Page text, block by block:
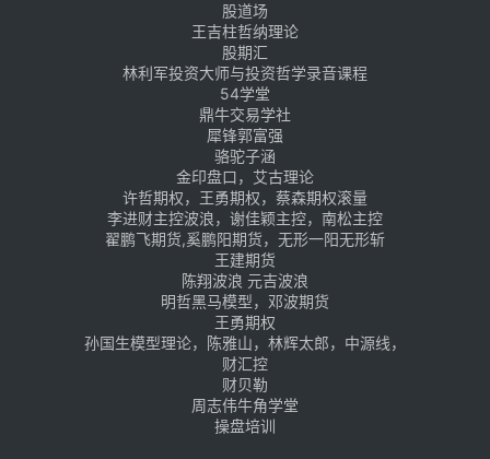
股道场
王吉柱哲纳理论
股期汇
林利军投资大师与投资哲学录音课程
54学堂
鼎牛交易学社
犀锋郭富强
骆驼子涵
金印盘口，艾古理论
许哲期权，王勇期权，蔡森期权滚量
李进财主控波浪，谢佳颖主控，南松主控
翟鹏飞期货,奚鹏阳期货，无形一阳无形斩
王建期货
陈翔波浪 元吉波浪
明哲黑马模型，邓波期货
王勇期权
孙国生模型理论，陈雅山，林辉太郎，中源线，
财汇控
财贝勒
周志伟牛角学堂
操盘培训